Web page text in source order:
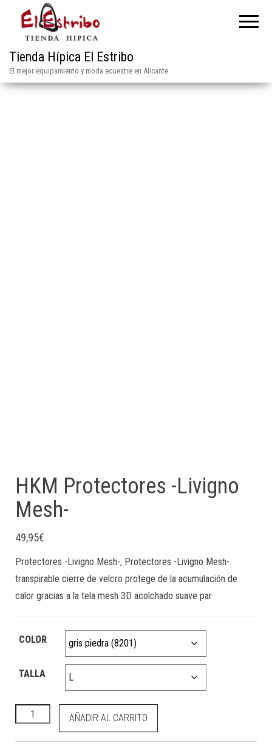
Tienda Hípica El Estribo
El mejor equipamiento y moda ecuestre en Alicante
HKM Protectores -Livigno
Mesh-
49,95€
Protectores -Livigno Mesh-, Protectores -Livigno Mesh-
transpirable cierre de velcro protege de la acumulación de
calor gracias a la tela mesh 3D acolchado suave par
COLOR
TALLA
HKM Protectores -Livigno Mesh- cantidad
AÑADIR AL CARRITO